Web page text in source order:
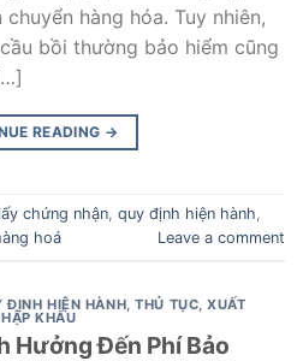
hàng hóa. Tuy nhiên,
bồi thường bảo hiểm cũng
READING →
chứng nhận quy định hiện hành
hoá Leave a comment
ĐỊNH HIỆN HÀNH ,THỦ TỤC ,XUẤT
KHẨU
Hưởng Đến Phí Bảo